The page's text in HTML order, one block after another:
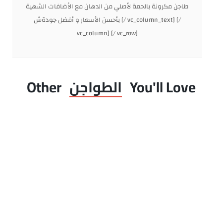
طاجن مكرونة بالحمة لأصلي من الدهان مع الأضافات الشهية
بأحسن الأسعار و أفضل جودةش [/ vc_column_text] [/
vc_column] [/ vc_row]
Other الطواجن You'll Love